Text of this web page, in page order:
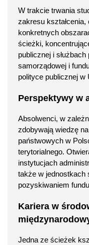
W trakcie trwania
zakresu
konkretnych
ścieżki,
publicznej i
samorządowej i
polityce publicznej w
Perspektywy w
Absolwenci, w
zdobywają wiedzę
państwowych w
terytorialnego.
instytucjach
także w jednostkach
pozyskiwaniem
Kariera w
Jedna ze ścieżek